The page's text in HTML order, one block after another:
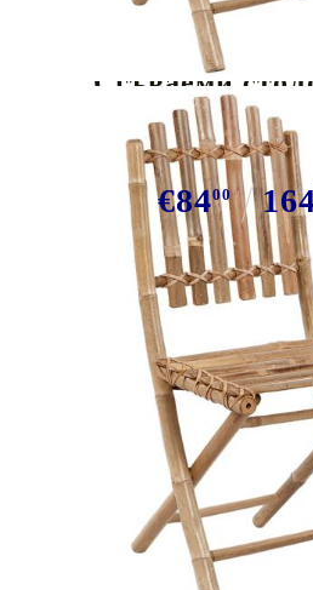
Сгъваеми
възглавници
€8400
В наличност:
Време за
Безплатна доставка до адрес
Материал на стола:
Бамбук
Размери на възглавницата:
40 x 40 x